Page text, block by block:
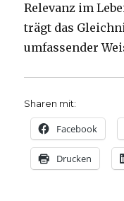
Relevanz im
trägt das
umfassender
Sharen mit:
Facebook
Drucken